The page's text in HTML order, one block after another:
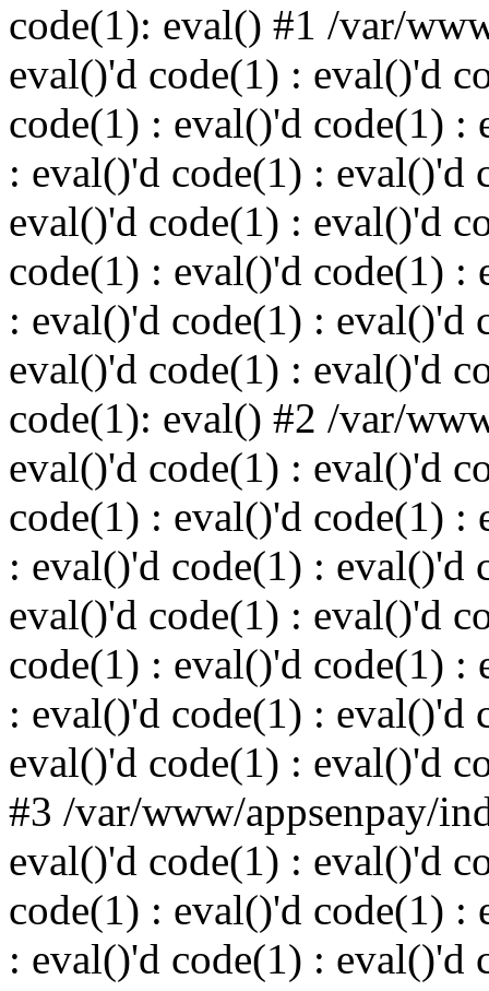
code(1): eval() #1 /var/
eval()'d code(1) : eval()'d
code(1) : eval()'d code(1) :
: eval()'d code(1) : eval()'d
eval()'d code(1) : eval()'d
code(1) : eval()'d code(1) :
: eval()'d code(1) : eval()'d
eval()'d code(1) : eval()'d
code(1): eval() #2 /var/
eval()'d code(1) : eval()'d
code(1) : eval()'d code(1) :
: eval()'d code(1) : eval()'d
eval()'d code(1) : eval()'d
code(1) : eval()'d code(1) :
: eval()'d code(1) : eval()'d
eval()'d code(1) : eval()'d
#3 /var/www/appsenpay/
eval()'d code(1) : eval()'d
code(1) : eval()'d code(1) :
: eval()'d code(1) : eval()'d